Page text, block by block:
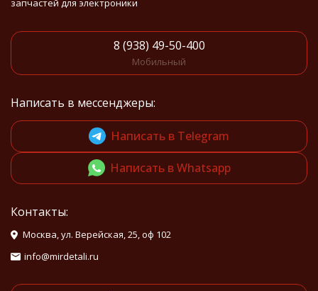
запчастей для электроники
8 (938) 49-50-400
Мобильный
Написать в мессенджеры:
Написать в Telegram
Написать в Whatsapp
Контакты:
Москва, ул. Верейская, 25, оф 102
info@mirdetali.ru